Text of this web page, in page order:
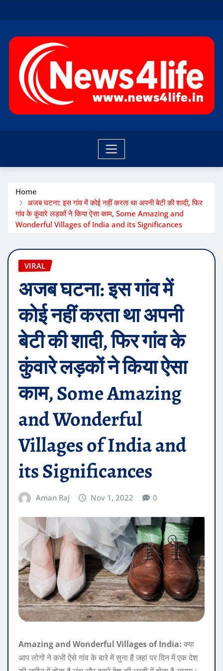
to
Home
अजब घटना: इस गांव में कोई नहीं करता था अपनी बेटी की शादी, फिर
गांव के कुंवारे लड़कों ने किया ऐसा काम, Some Amazing and
Wonderful Villages of India and its Significances
VIRAL
अजब घटना: इस गांव में
कोई नहीं करता था अपनी
बेटी की शादी, फिर गांव के
कुंवारे लड़कों ने किया ऐसा
काम, Some Amazing
and Wonderful
Villages of India and
its Significances
Aman Raj Nov 1, 2022 0
Amazing and Wonderful Villages of India: क्या
आप लोगों ने कभी ऐसे गांव के बारे में सुना है जहां पर दिन में एक देश